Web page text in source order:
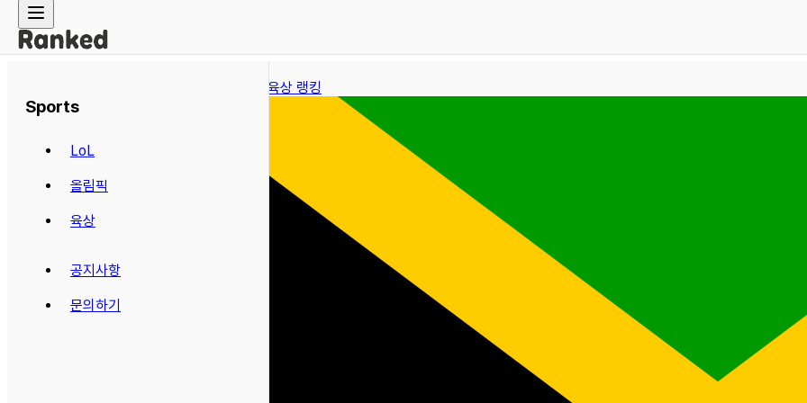
Sports
LoL
올림픽
육상
공지사항
문의하기
← 육상 랭킹